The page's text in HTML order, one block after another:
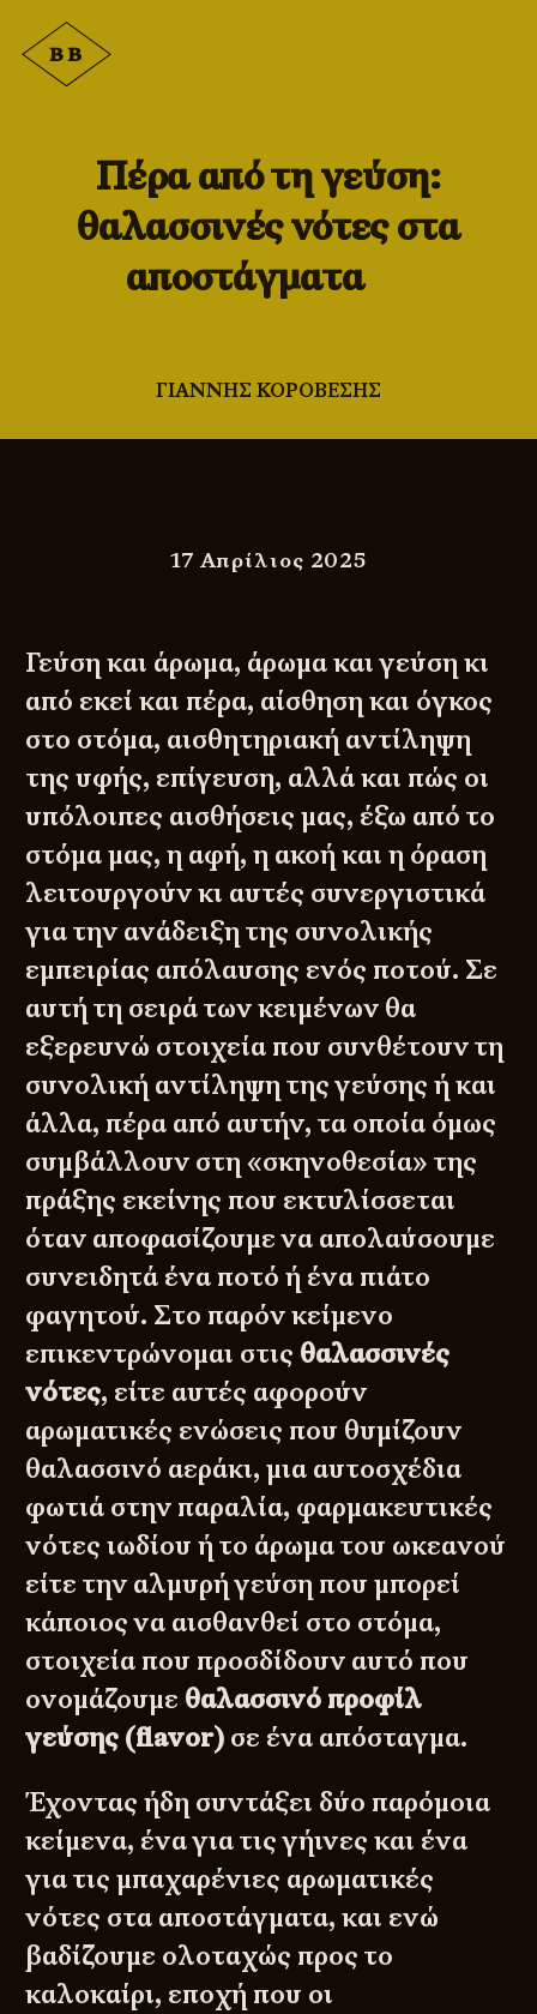
Πέρα από τη γεύση:
θαλασσινές νότες στα
αποστάγματα
ΓΙΑΝΝΗΣ ΚΟΡΟΒΕΣΗΣ
17 Απρίλιος 2025
Γεύση και άρωμα, άρωμα και γεύση κι
από εκεί και πέρα, αίσθηση και όγκος
στο στόμα, αισθητηριακή αντίληψη
της υφής, επίγευση, αλλά και πώς οι
υπόλοιπες αισθήσεις μας, έξω από το
στόμα μας, η αφή, η ακοή και η όραση
λειτουργούν κι αυτές συνεργιστικά
για την ανάδειξη της συνολικής
εμπειρίας απόλαυσης ενός ποτού. Σε
αυτή τη σειρά των κειμένων θα
εξερευνώ στοιχεία που συνθέτουν τη
συνολική αντίληψη της γεύσης ή και
άλλα, πέρα από αυτήν, τα οποία όμως
συμβάλλουν στη «σκηνοθεσία» της
πράξης εκείνης που εκτυλίσσεται
όταν αποφασίζουμε να απολαύσουμε
συνειδητά ένα ποτό ή ένα πιάτο
φαγητού. Στο παρόν κείμενο
επικεντρώνομαι στις θαλασσινές
νότες, είτε αυτές αφορούν
αρωματικές ενώσεις που θυμίζουν
θαλασσινό αεράκι, μια αυτοσχέδια
φωτιά στην παραλία, φαρμακευτικές
νότες ιωδίου ή το άρωμα του ωκεανού
είτε την αλμυρή γεύση που μπορεί
κάποιος να αισθανθεί στο στόμα,
στοιχεία που προσδίδουν αυτό που
ονομάζουμε θαλασσινό προφίλ
γεύσης (flavor) σε ένα απόσταγμα.
Έχοντας ήδη συντάξει δύο παρόμοια
κείμενα, ένα για τιςγήινες και ένα
για τιςμπαχαρένιες αρωματικές
νότες στα αποστάγματα, και ενώ
βαδίζουμε ολοταχώς προς το
καλοκαίρι, εποχή που οι